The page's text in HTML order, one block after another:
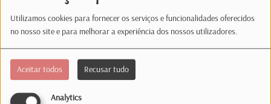
Utilizamos cookies para fornecer os serviços e funcionalidades oferecidos
no nosso site e para melhorar a experiência dos nossos utilizadores.
Aceitar todos Recusar tudo
Analytics
enumerou algumas. Concorda ou acrescentaria mais umas
quantas?
Comentários(0)